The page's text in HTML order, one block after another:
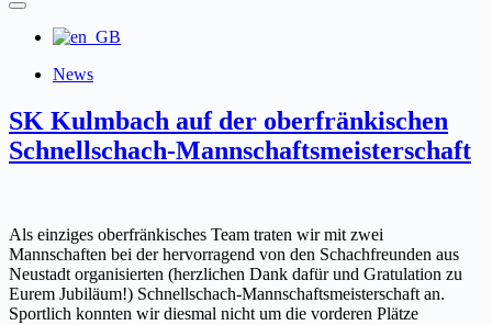
News
SK Kulmbach auf der oberfränkischen
Schnellschach-Mannschaftsmeisterschaft
Als einziges oberfränkisches Team traten wir mit zwei
Mannschaften bei der hervorragend von den Schachfreunden aus
Neustadt organisierten (herzlichen Dank dafür und Gratulation zu
Eurem Jubiläum!) Schnellschach-Mannschaftsmeisterschaft an.
Sportlich konnten wir diesmal nicht um die vorderen Plätze